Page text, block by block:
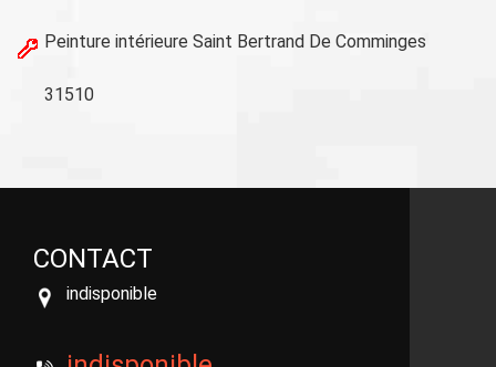
Peinture intérieure Saint Bertrand De Comminges
31510
CONTACT
indisponible